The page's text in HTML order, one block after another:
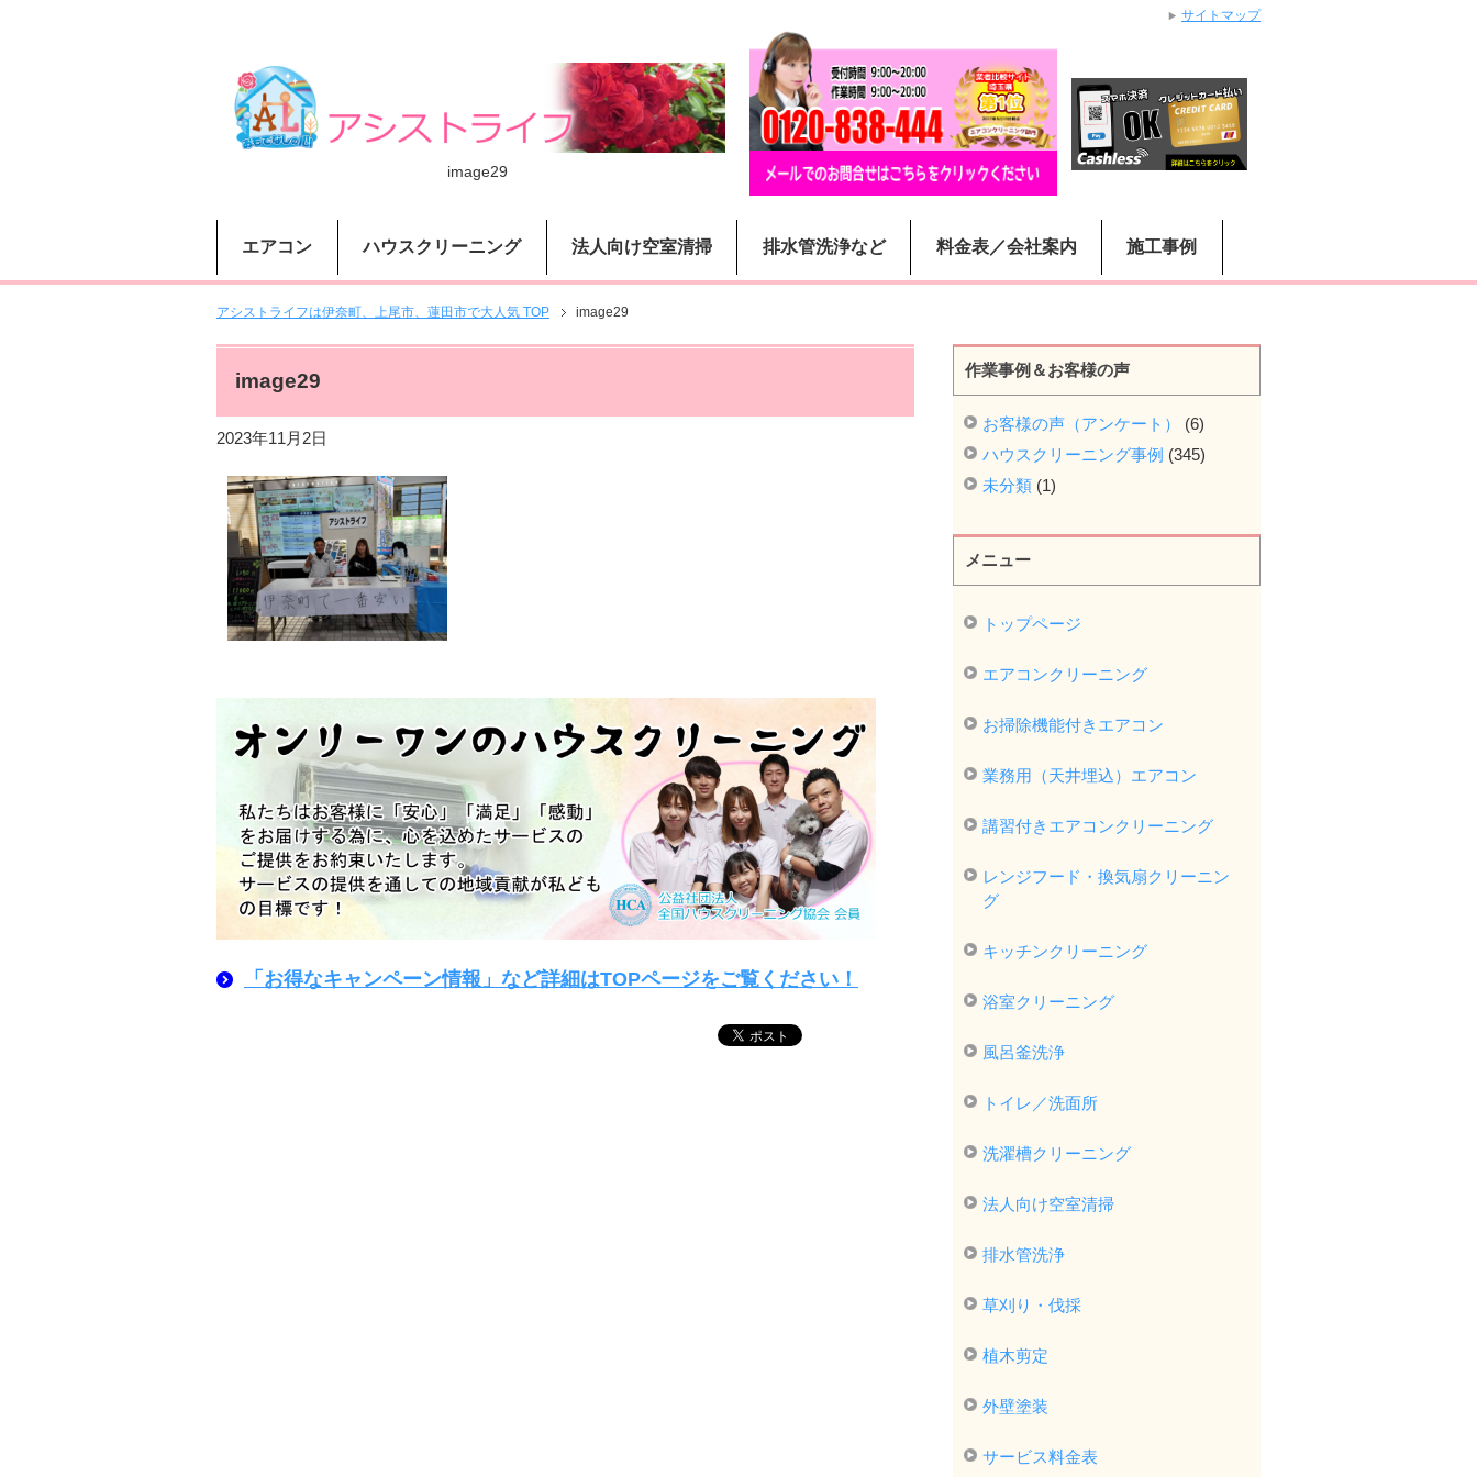
image29
エアコン ハウスクリーニング 法人向け空室清掃 排水管洗浄など 料金表／会社案内 施工事例
アシストライフは伊奈町、上尾市、蓮田市で大人気 TOP image29
image29
2023年11月2日
「お得なキャンペーン情報」など詳細はTOPページをご覧ください！
作業事例＆お客様の声
お客様の声（アンケート）
(6)
ハウスクリーニング事例 (345)
未分類 (1)
メニュー
トップページ
エアコンクリーニング
お掃除機能付きエアコン
業務用（天井埋込）エアコン
講習付きエアコンクリーニング
レンジフード・換気扇クリーニン
グ
キッチンクリーニング
浴室クリーニング
風呂釜洗浄
トイレ／洗面所
洗濯槽クリーニング
法人向け空室清掃
排水管洗浄
草刈り・伐採
植木剪定
外壁塗装
サービス料金表
サイトマップ